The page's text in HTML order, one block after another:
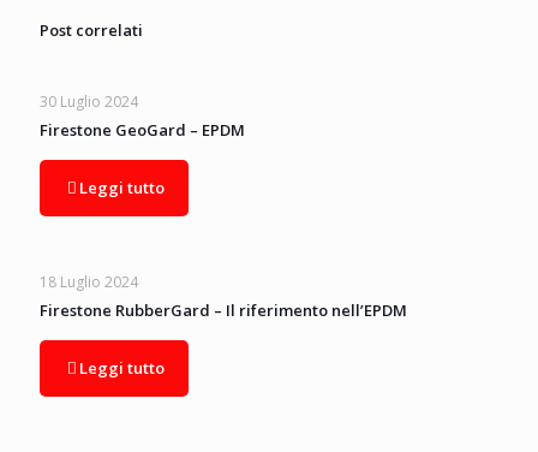
Post correlati
30 Luglio 2024
Firestone GeoGard – EPDM
Leggi tutto
18 Luglio 2024
Firestone RubberGard – Il riferimento nell’EPDM
Leggi tutto